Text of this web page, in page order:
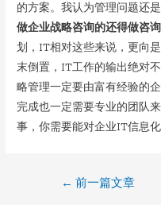
的方案。我认为管理问题还
做企业战略咨询的还得做咨
划，IT相对这些来说，更向
末倒置，IT工作的输出绝对
略管理一定要由富有经验的
完成也一定需要专业的团队
事，你需要能对企业IT信息化
← 前一篇文章